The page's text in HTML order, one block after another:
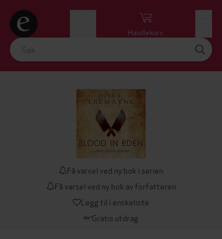
Handlekurv
Få varsel ved ny bok i serien
Få varsel ved ny bok av forfatteren
Legg til i ønskeliste
Gratis utdrag